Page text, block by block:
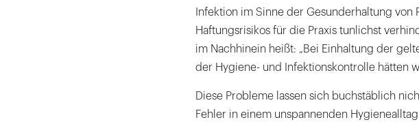
Infektion im Sinne der Gesunderhaltung von
Haftungsrisikos für die Praxis tunlichst
im Nachhinein heißt: „Bei Einhaltung der
der Hygiene- und Infektionskontrolle hätten
Diese Probleme lassen sich buchstäblich
Fehler in einem unspannenden